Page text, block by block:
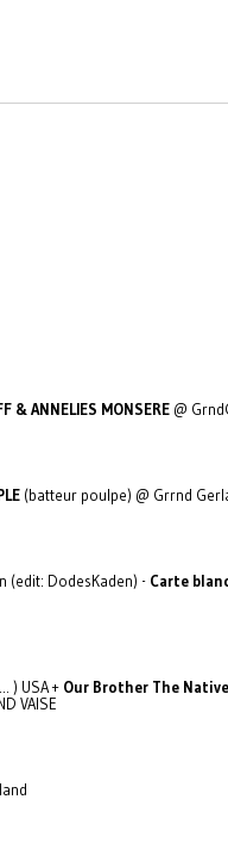
& ANNELIES MONSERE @
(batteur poulpe) @ Grrnd
(edit: DodesKaden) - Carte
) USA + Our Brother The Native
VAISE